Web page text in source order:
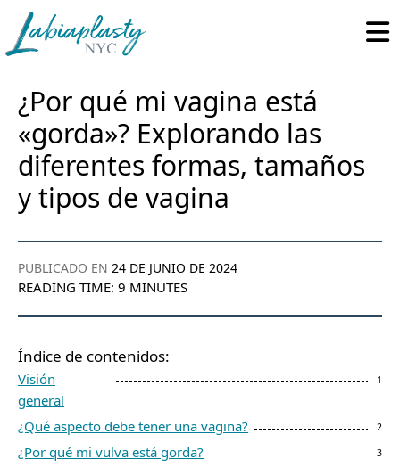
Labiaplasty
Minimally
Gynecological
and
Pelvic
Reconstructive
Surgery
¿Por qué mi vagina está
«gorda»? Explorando las
diferentes formas, tamaños
y tipos de vagina
PUBLICADO EN 24 DE JUNIO DE 2024
READING TIME: 9 MINUTES
Índice de contenidos:
Visión
general
¿Qué aspecto debe tener una vagina?
¿Por qué mi vulva está gorda?